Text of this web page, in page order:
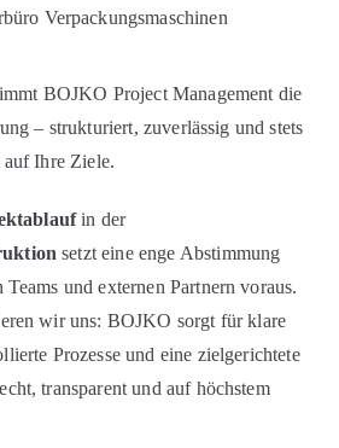
BOJKO Project Management die
– strukturiert, zuverlässig und stets
Ihre Ziele.
in der
setzt eine enge Abstimmung
und externen Partnern voraus.
wir uns: BOJKO sorgt für klare
Prozesse und eine zielgerichtete
transparent und auf höchstem